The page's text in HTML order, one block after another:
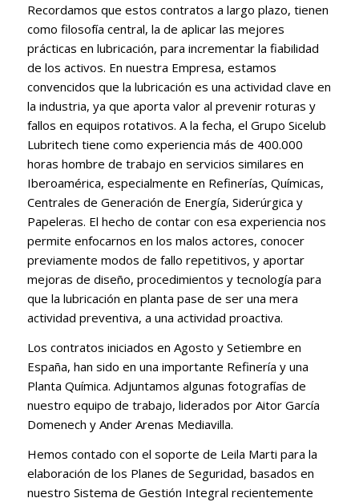
Recordamos que estos contratos a largo plazo, tienen
como filosofía central, la de aplicar las mejores
prácticas en lubricación, para incrementar la fiabilidad
de los activos. En nuestra Empresa, estamos
convencidos que la lubricación es una actividad clave en
la industria, ya que aporta valor al prevenir roturas y
fallos en equipos rotativos. A la fecha, el Grupo Sicelub
Lubritech tiene como experiencia más de 400.000
horas hombre de trabajo en servicios similares en
Iberoamérica, especialmente en Refinerías, Químicas,
Centrales de Generación de Energía, Siderúrgica y
Papeleras. El hecho de contar con esa experiencia nos
permite enfocarnos en los malos actores, conocer
previamente modos de fallo repetitivos, y aportar
mejoras de diseño, procedimientos y tecnología para
que la lubricación en planta pase de ser una mera
actividad preventiva, a una actividad proactiva.
Los contratos iniciados en Agosto y Setiembre en
España, han sido en una importante Refinería y una
Planta Química. Adjuntamos algunas fotografías de
nuestro equipo de trabajo, liderados por Aitor García
Domenech y Ander Arenas Mediavilla.
Hemos contado con el soporte de Leila Marti para la
elaboración de los Planes de Seguridad, basados en
nuestro Sistema de Gestión Integral recientemente